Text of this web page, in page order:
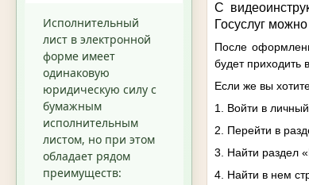
Исполнительный
лист в электронной
форме имеет
одинаковую
юридическую силу с
бумажным
исполнительным
листом, но при этом
обладает рядом
преимуществ:
С
Госуслуг
После
будет приходить
Если же вы
1. Войти в
2. Перейти в
3. Найти раздел
4. Найти в нем